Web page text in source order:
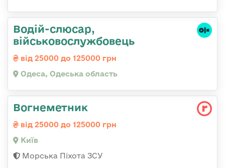
Водій-слюсаp,
військовослужбовець
від 25000 до 125000 грн
Одеса, Одеська область
Вогнеметник
від 25000 до 125000 грн
Київ
Морська Піхота ЗСУ